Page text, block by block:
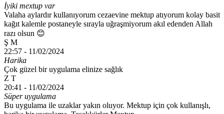
İyiki mextup var
Valaha aylardır kullanıyorum cezaevine mektup atıyorum kolay basit
kağıt kalemle postaneyle sırayla uğraşmiyorum akıl edenden Allah
razı olsun 😊
Ş M
22:57 - 11/02/2024
Harika
Çok güzel bir uygulama elinize sağlık
Z T
20:41 - 11/02/2024
Süper uygulama
Bu uygulama ile uzaklar yakın oluyor. Mektup için çok kullanışlı,